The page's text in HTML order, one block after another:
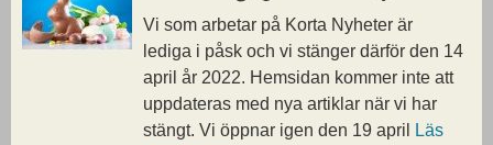
Vi som arbetar på Korta Nyheter är
lediga i påsk och vi stänger därför den 14
april år 2022. Hemsidan kommer inte att
uppdateras med nya artiklar när vi har
stängt. Vi öppnar igen den 19 april
Läs